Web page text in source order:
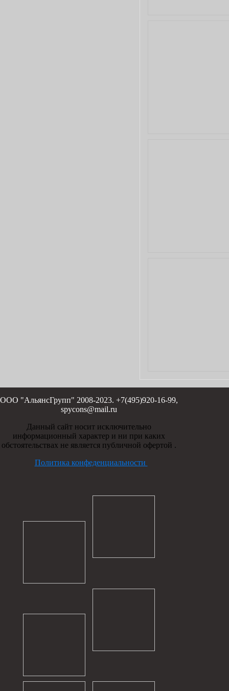
ООО "АльянсГрупп" 2008-2023. +7(495)920-16-99,
spycons@mail.ru
Данный сайт носит исключительно
информационный характер и ни при каких
обстоятельствах не является публичной офертой .
Политика конфеденциальности